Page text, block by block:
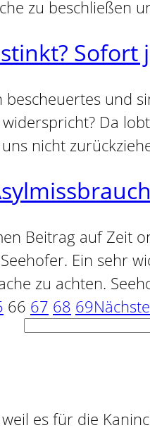
zu beschließen
und
Da
nicht
Beitrag auf Zeit
Ein sehr
zu achten.
66 67 68 69
es für die